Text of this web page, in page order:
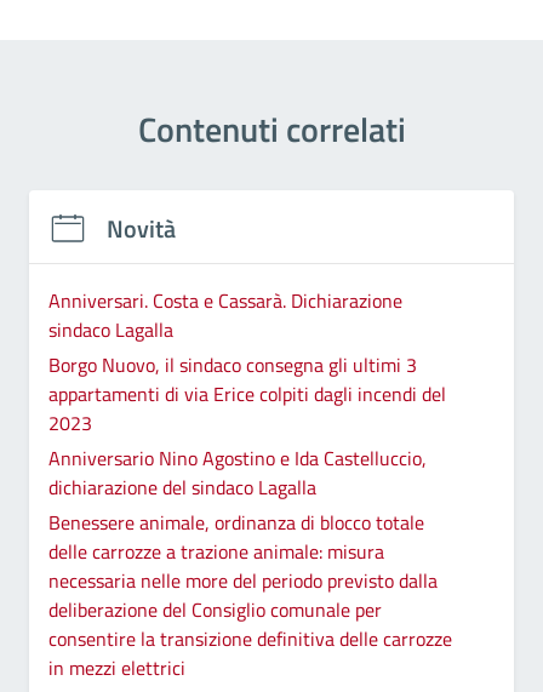
Contenuti correlati
Novità
Anniversari. Costa e Cassarà. Dichiarazione
sindaco Lagalla
Borgo Nuovo, il sindaco consegna gli ultimi 3
appartamenti di via Erice colpiti dagli incendi del
2023
Anniversario Nino Agostino e Ida Castelluccio,
dichiarazione del sindaco Lagalla
Benessere animale, ordinanza di blocco totale
delle carrozze a trazione animale: misura
necessaria nelle more del periodo previsto dalla
deliberazione del Consiglio comunale per
consentire la transizione definitiva delle carrozze
in mezzi elettrici